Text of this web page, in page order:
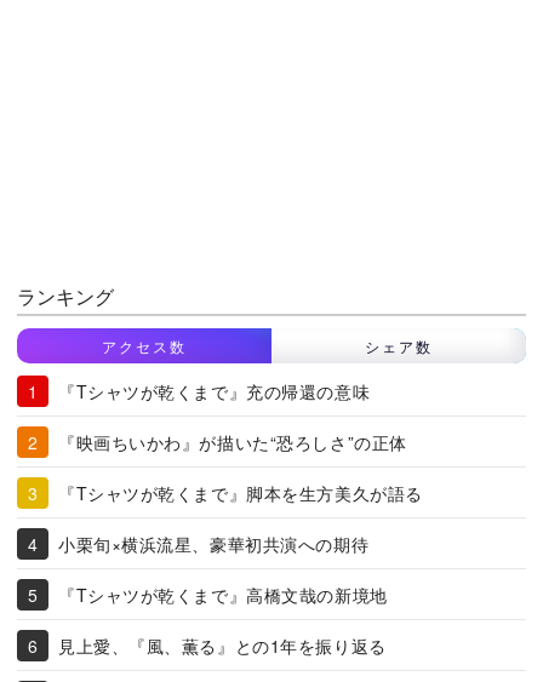
ランキング
アクセス数 シェア数
『Tシャツが乾くまで』充の帰還の意味
『映画ちいかわ』が描いた“恐ろしさ”の正体
『Tシャツが乾くまで』脚本を生方美久が語る
小栗旬×横浜流星、豪華初共演への期待
『Tシャツが乾くまで』高橋文哉の新境地
見上愛、『風、薫る』との1年を振り返る